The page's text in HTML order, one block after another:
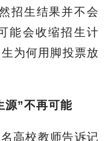
招生结果并不会
能会收缩招生计
为何用脚投票放
源”不再可能
高校教师告诉记